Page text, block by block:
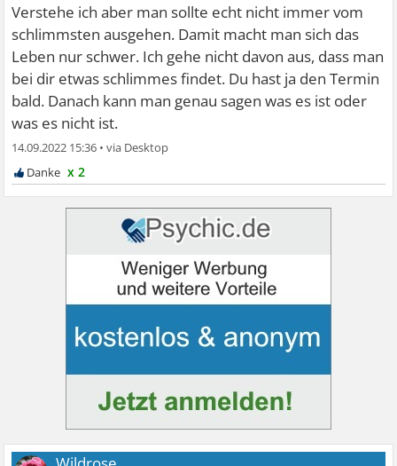
Verstehe ich aber man sollte echt nicht immer vom
schlimmsten ausgehen. Damit macht man sich das
Leben nur schwer. Ich gehe nicht davon aus, dass man
bei dir etwas schlimmes findet. Du hast ja den Termin
bald. Danach kann man genau sagen was es ist oder
was es nicht ist.
14.09.2022 15:36 •
x 2